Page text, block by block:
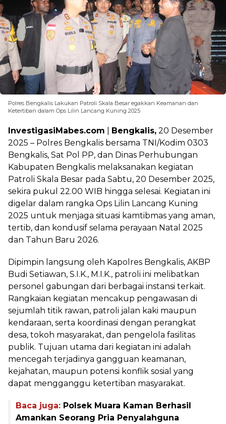
Polres Bengkalis Lakukan Patroli Skala Besar egakkan Keamanan dan
Ketertiban dalam Ops Lilin Lancang Kuning 2025
InvestigasiMabes.com Bengkalis, 20 Desember
2025 – Polres Bengkalis bersama TNI/Kodim 0303
Bengkalis, Sat Pol PP, dan Dinas Perhubungan
Kabupaten Bengkalis melaksanakan kegiatan
Patroli Skala Besar pada Sabtu, 20 Desember 2025,
sekira pukul 22.00 WIB hingga selesai. Kegiatan ini
digelar dalam rangka Ops Lilin Lancang Kuning
2025 untuk menjaga situasi kamtibmas yang aman,
tertib, dan kondusif selama perayaan Natal 2025
dan Tahun Baru 2026.
Dipimpin langsung oleh Kapolres Bengkalis, AKBP
Budi Setiawan, S.I.K., M.I.K., patroli ini melibatkan
personel gabungan dari berbagai instansi terkait.
Rangkaian kegiatan mencakup pengawasan di
sejumlah titik rawan, patroli jalan kaki maupun
kendaraan, serta koordinasi dengan perangkat
desa, tokoh masyarakat, dan pengelola fasilitas
publik. Tujuan utama dari kegiatan ini adalah
mencegah terjadinya gangguan keamanan,
kejahatan, maupun potensi konflik sosial yang
dapat mengganggu ketertiban masyarakat.
Baca juga: Polsek Muara Kaman Berhasil
Amankan Seorang Pria Penyalahguna